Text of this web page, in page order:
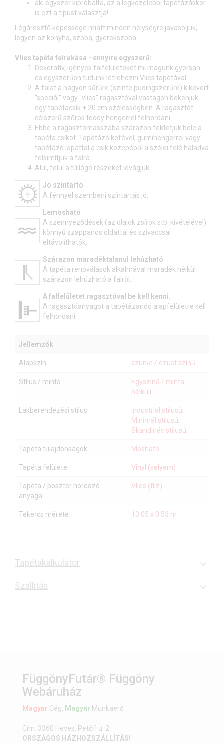
aki egyszer kipróbálta, az a legközelebbi tapétázáskor
is ezt a típust választja!
Légáresztő képessége miatt minden helységre javasoljuk,
legyen az konyha, szoba, gyerekszoba.
Vlies tapéta felrakása - ennyire egyszerű:
Dekoratív, igényes falfelületeket mi magunk gyorsan
és egyszerűen tudunk létrehozni Vlies tapétával.
A falat a nagyon sűrűre (szinte pudingszerűre) kikevert
"speciál" vagy "vlies" ragasztóval vastagon bekenjük
egy tapétacsík + 20 cm szélességben. A ragasztót
célszerű szőrös teddy hengerrel felhordani.
Ebbe a ragasztómasszába szárazon fektetjük bele a
tapéta csíkot. Tapétázó kefével, gumihengerrel vagy
tapétázó lapáttal a csík közepéből a szélei felé haladva
felsimítjuk a falra.
Alul, felül a túllógó részeket levágjuk.
Jó színtartó
A fénnyel szembeni színtartás jó.
Lemosható
A szennyeződések (az olajok zsírok stb. kivételével)
könnyű szappanos oldattal és szivaccsal
eltávolíthatók.
Szárazon maradéktalanul lehúzható
A tapéta renoválások alkalmával maradék nélkül
szárazon lehúzható a falról.
A falfelületet ragasztóval be kell kenni.
A ragasztóanyagot a tapétázandó alapfelületre kell
felhordani.
Jellemzők
Alapszín szürke / ezüst színű
Stílus / minta
Egyszínű / minta
nélküli
Lakberendezési stílus Industrial stílusú;
Minimál stílusú;
Skandináv stílusú;
Tapéta tulajdonságok Mosható
Tapéta felülete Vinyl (selyem)
Tapéta / poszter hordozó
anyaga
Vlies (flíz)
Tekercs mérete 10.05 x 0.53 m
Tapétakalkulátor
Szállítás
FüggönyFutár® Függöny
Webáruház
Magyar Cég, Magyar Munkaerő
Cím: 3360 Heves, Petőfi u. 2.
ORSZÁGOS HÁZHOZSZÁLLÍTÁS!